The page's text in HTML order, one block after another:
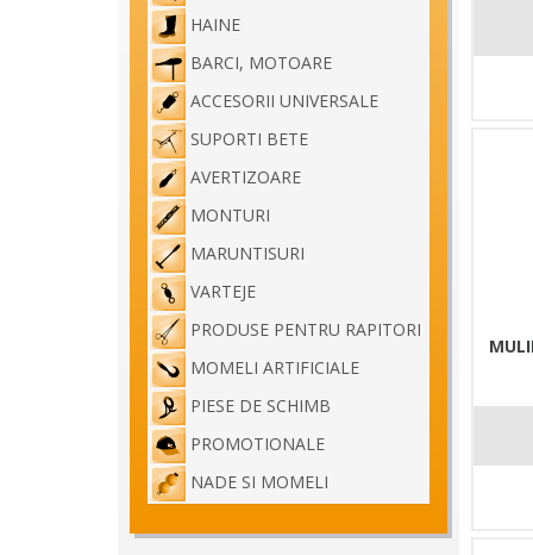
HAINE
BARCI, MOTOARE
ACCESORII UNIVERSALE
SUPORTI BETE
AVERTIZOARE
MONTURI
MARUNTISURI
VARTEJE
PRODUSE PENTRU RAPITORI
MOMELI ARTIFICIALE
PIESE DE SCHIMB
PROMOTIONALE
NADE SI MOMELI